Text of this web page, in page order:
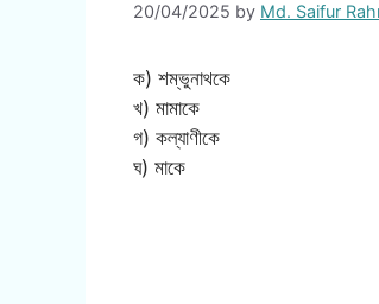
20/04/2025 by Md. Saifur
ক) শম্ভুনাথকে
খ) মামাকে
গ) কল্যাণীকে
ঘ) মাকে